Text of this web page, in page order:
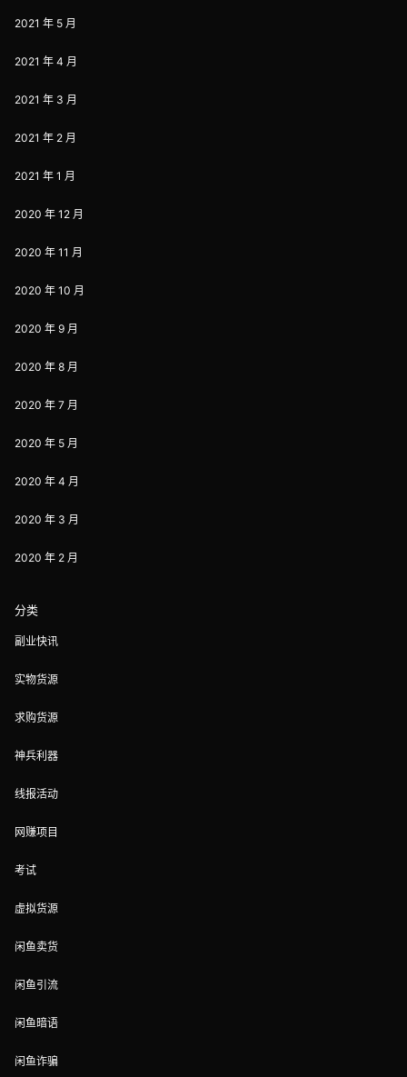
2021 年 5 月
2021 年 4 月
2021 年 3 月
2021 年 2 月
2021 年 1 月
2020 年 12 月
2020 年 11 月
2020 年 10 月
2020 年 9 月
2020 年 8 月
2020 年 7 月
2020 年 5 月
2020 年 4 月
2020 年 3 月
2020 年 2 月
分类
副业快讯
实物货源
求购货源
神兵利器
线报活动
网赚项目
考试
虚拟货源
闲鱼卖货
闲鱼引流
闲鱼暗语
闲鱼诈骗